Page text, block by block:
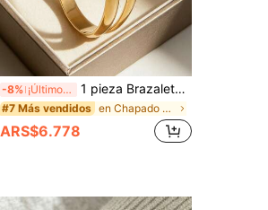
-8% ¡Últimos 3 días 1 pieza Brazalete de acero inoxidable dorado geométrico que no se desvanece, diseño de cadena hueca ajustable elegante, joyería adecuada para fiestas y uso diario para mujeres
#7 Más vendidos en Chapado en oro de 18 quilates Brazaletes de muj
ARS$6.778